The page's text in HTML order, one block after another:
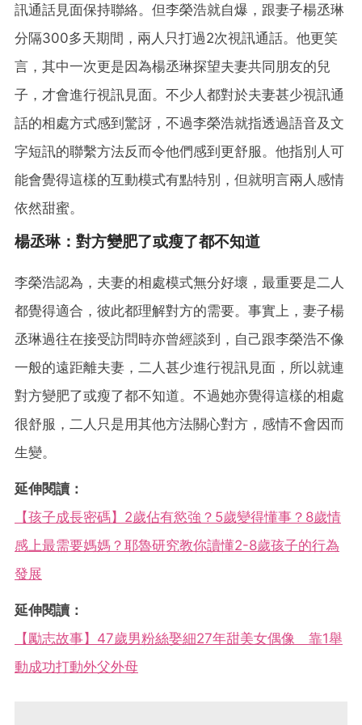
訊通話見面保持聯絡。但李榮浩就自爆，跟妻子楊丞琳
分隔300多天期間，兩人只打過2次視訊通話。他更笑
言，其中一次更是因為楊丞琳探望夫妻共同朋友的兒
子，才會進行視訊見面。不少人都對於夫妻甚少視訊通
話的相處方式感到驚訝，不過李榮浩就指透過語音及文
字短訊的聯繫方法反而令他們感到更舒服。他指別人可
能會覺得這樣的互動模式有點特別，但就明言兩人感情
依然甜蜜。
楊丞琳：對方變肥了或瘦了都不知道
李榮浩認為，夫妻的相處模式無分好壞，最重要是二人
都覺得適合，彼此都理解對方的需要。事實上，妻子楊
丞琳過往在接受訪問時亦曾經談到，自己跟李榮浩不像
一般的遠距離夫妻，二人甚少進行視訊見面，所以就連
對方變肥了或瘦了都不知道。不過她亦覺得這樣的相處
很舒服，二人只是用其他方法關心對方，感情不會因而
生變。
延伸閱讀：
【孩子成長密碼】2歲佔有慾強？5歲變得懂事？8歲情
感上最需要媽媽？耶魯研究教你讀懂2-8歲孩子的行為
發展
延伸閱讀：
【勵志故事】47歲男粉絲娶細27年甜美女偶像 靠1舉
動成功打動外父外母